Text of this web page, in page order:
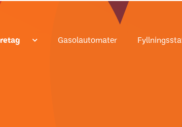
Gasolautomater